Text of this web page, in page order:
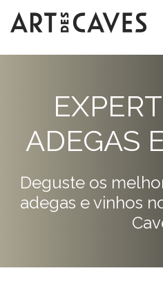
ADEGAS
Deguste os
adegas e vinhos